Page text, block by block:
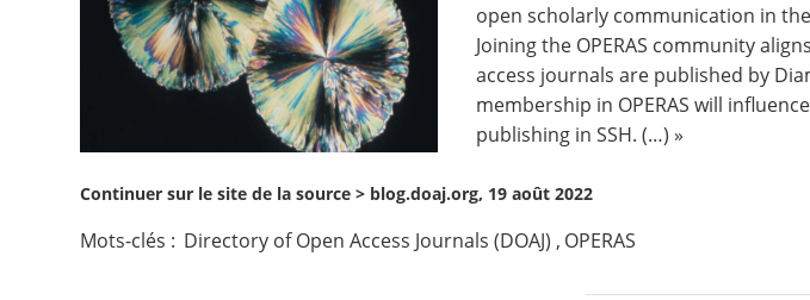
open scholarly communication in
Joining the OPERAS community
access journals are published by
membership in OPERAS will
publishing in SSH. (…) »
Continuer sur le site de la source > blog.doaj.org, 19 août 2022
Mots-clés : Directory of Open Access Journals (DOAJ) , OPERAS